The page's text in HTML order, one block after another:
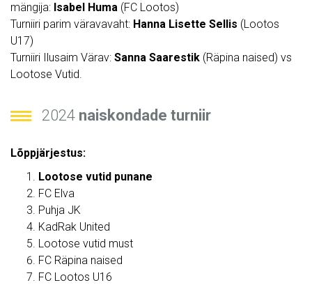
mängija: Isabel Huma (FC Lootos)
Turniiri parim väravavaht: Hanna Lisette Sellis (Lootos
U17)
Turniiri Ilusaim Värav: Sanna Saarestik (Räpina naised) vs
Lootose Vutid.
2024 naiskondade turniir
Lõppjärjestus:
Lootose vutid punane
FC Elva
Puhja JK
KadRak United
Lootose vutid must
FC Räpina naised
FC Lootos U16